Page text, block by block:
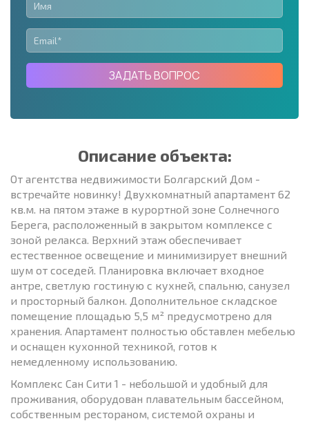
ЗАДАТЬ ВОПРОС
Описание объекта:
От агентства недвижимости Болгарский Дом -
встречайте новинку! Двухкомнатный апартамент 62
кв.м. на пятом этаже в курортной зоне Солнечного
Берега, расположенный в закрытом комплексе с
зоной релакса. Верхний этаж обеспечивает
естественное освещение и минимизирует внешний
шум от соседей. Планировка включает входное
антре, светлую гостиную с кухней, спальню, санузел
и просторный балкон. Дополнительное складское
помещение площадью 5,5 м² предусмотрено для
хранения. Апартамент полностью обставлен мебелью
и оснащен кухонной техникой, готов к
немедленному использованию.
Комплекс Сан Сити 1 - небольшой и удобный для
проживания, оборудован плавательным бассейном,
собственным рестораном, системой охраны и